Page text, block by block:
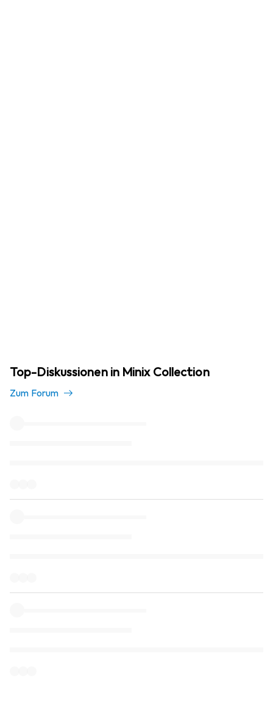
Top-Diskussionen in Minix Collection
Zum Forum